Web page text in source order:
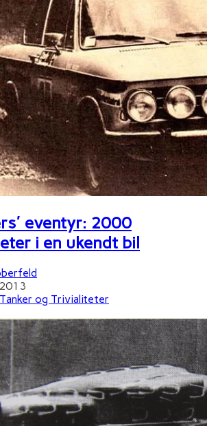
eventyr: 2000
i en ukendt bil
Tanker og Trivialiteter